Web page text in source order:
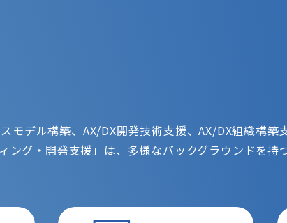
モデル構築、AX/DX開発技術支援、AX/DX組織構築
ング・開発支援」は、多様なバックグラウンドを